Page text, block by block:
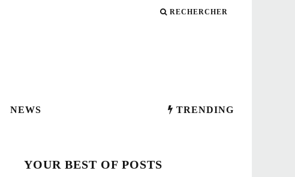
RECHERCHER
NEWS TRENDING
YOUR BEST OF POSTS